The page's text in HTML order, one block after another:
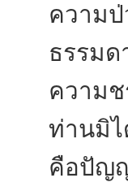
ความ
ธรรม
ความช
ท่านมิ
คือปัญ